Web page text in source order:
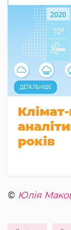
років
© Юлія